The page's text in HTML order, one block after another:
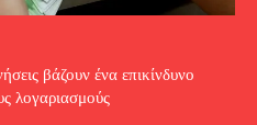
βάζουν ένα επικίνδυνο
λογαριασμούς